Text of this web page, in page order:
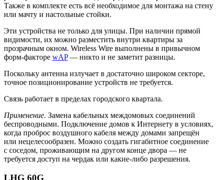
Также в комплекте есть всё необходимое для монтажа на стену
или мачту и настольные стойки.
Эти устройства не только для улицы. При наличии прямой
видимости, их можно разместить внутри квартиры за
прозрачным окном. Wireless Wire выполнены в привычном
форм-факторе wAP— никто и не заметит разницы.
Поскольку антенна излучает в достаточно широком секторе,
точное позиционирование устройств не требуется.
Связь работает в пределах городского квартала.
Применение. Замена кабельных междомовых соединений
беспроводными. Подключение домов к Интернету в условиях,
когда проброс воздушного кабеля между домами запрещён
или нецелесообразен. Можно создать гигабитное соединение
с соседом, проживающим на другом конце двора — не
требуется доступ на чердак или какие-либо разрешения.
LHG 60G